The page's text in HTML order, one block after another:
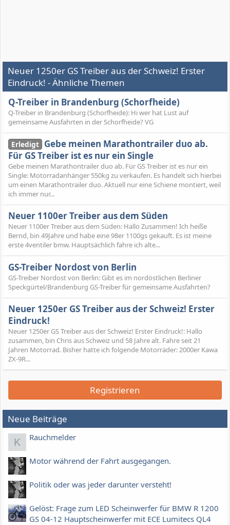
Neuer 1250er GS Treiber aus der Schweiz! Erster
Eindruck! - Ähnliche Themen
Q-Treiber in Brandenburg (Schorfheide)
Q-Treiber in Brandenburg (Schorfheide): Hi wer hat Lust auf
gemeinsame Ausfahrten in der Schorfheide? VG
Erledigt Gebe meinen Marathontrailer duo ab.
Für GS Treiber ist es nur ein Single
Gebe meinen Marathontrailer duo ab. Für GS Treiber ist es nur ein
Single: Motorradanhänger 550kg zu verkaufen. Es handelt sich hierbei
um einen Marathontrailer duo. Aktuell nur eine Schiene montiert, weil
ich immer nur...
Neuer 1100er Treiber aus dem Süden
Neuer 1100er Treiber aus dem Süden: Hallo Zusammen! Ich heiße
Bernd, bin 49Jahre und habe eine 98er 1100gs gekauft. Es ist meine
erste 4ventiler bmw. Hauptsächlich fahre ich alte...
GS-Treiber Nordost von Berlin
GS-Treiber Nordost von Berlin: Gibt es im nordöstlichen Berliner
Speckgürtel/Brandenburg GS-Treiber für gemeinsame Ausfahrten?
Neuer 1250er GS Treiber aus der Schweiz! Erster
Eindruck!
Neuer 1250er GS Treiber aus der Schweiz! Erster Eindruck!: Hallo
zusammen, bin Chris aus Schweiz und 58 Jahre alt. Fahre seit 21
Jahren Motorrad. Bisher hatte ich folgende Motorräder: 2000er Kawa
ZX-9R...
Registrieren
Neue Beiträge
K Rauchmelder
Motor während der Fahrt ausgegangen.
Politik oder was jeder darunter versteht!
Gelöst: Frage zum LED Scheinwerfer für BMW R 1200
GS 04-12 Hauptscheinwerfer mit ECE Lumitecs QL4